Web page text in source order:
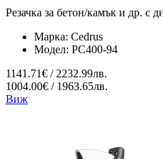
Резачка за бетон/камък и др. с
Марка: Cedrus
Модел: PC400-94
1141.71€ / 2232.99лв.
1004.00€ / 1963.65лв.
Виж